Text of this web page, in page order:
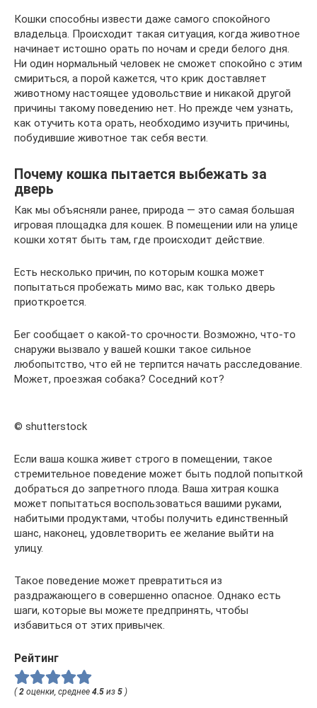
Кошки способны извести даже самого спокойного
владельца. Происходит такая ситуация, когда животное
начинает истошно орать по ночам и среди белого дня.
Ни один нормальный человек не сможет спокойно с этим
смириться, а порой кажется, что крик доставляет
животному настоящее удовольствие и никакой другой
причины такому поведению нет. Но прежде чем узнать,
как отучить кота орать, необходимо изучить причины,
побудившие животное так себя вести.
Почему кошка пытается выбежать за
дверь
Как мы объясняли ранее, природа — это самая большая
игровая площадка для кошек. В помещении или на улице
кошки хотят быть там, где происходит действие.
Есть несколько причин, по которым кошка может
попытаться пробежать мимо вас, как только дверь
приоткроется.
Бег сообщает о какой-то срочности. Возможно, что-то
снаружи вызвало у вашей кошки такое сильное
любопытство, что ей не терпится начать расследование.
Может, проезжая собака? Соседний кот?
© shutterstock
Если ваша кошка живет строго в помещении, такое
стремительное поведение может быть подлой попыткой
добраться до запретного плода. Ваша хитрая кошка
может попытаться воспользоваться вашими руками,
набитыми продуктами, чтобы получить единственный
шанс, наконец, удовлетворить ее желание выйти на
улицу.
Такое поведение может превратиться из
раздражающего в совершенно опасное. Однако есть
шаги, которые вы можете предпринять, чтобы
избавиться от этих привычек.
Рейтинг
( 2 оценки, среднее 4.5 из 5 )